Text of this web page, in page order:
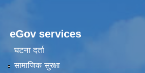
eGov services
घटना दर्ता
सामाजिक सुरक्षा